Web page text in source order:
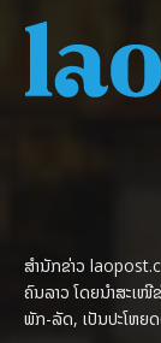
ສຳນັກຂ່າວ
ຄົນລາວ ໂດຍນຳສະເໜີ
ພັກ-ລັດ, ເປັນປະໂຫຍ